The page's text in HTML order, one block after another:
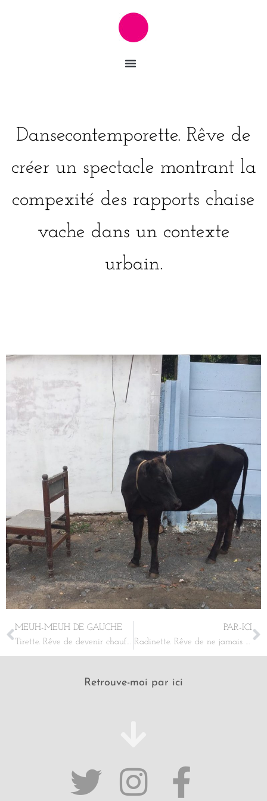
Dansecontemporette. Rêve de
créer un spectacle montrant la
compexité des rapports chaise
vache dans un contexte
urbain.
MEUH-MEUH DE GAUCHE
Tirette. Rêve de devenir chauffeur de bus.
PAR-ICI
Radinette. Rêve de ne jamais avoir à partager quoi que ce soit avec qui que ce soit.
Retrouve-moi par ici